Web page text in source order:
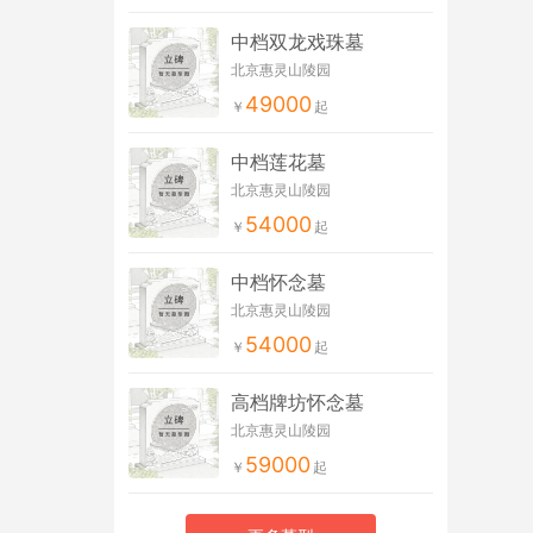
中档双龙戏珠墓
北京惠灵山陵园
49000
中档莲花墓
北京惠灵山陵园
54000
中档怀念墓
北京惠灵山陵园
54000
高档牌坊怀念墓
北京惠灵山陵园
59000